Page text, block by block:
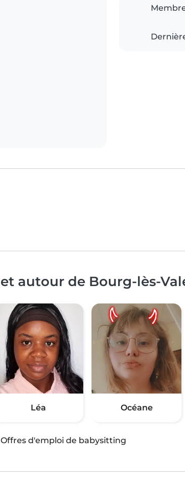
autour de Bourg-lès-
Léa Océane
Offres d'emploi de babysitting